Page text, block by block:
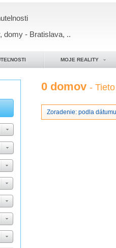
domy - Bratislava, ..
MOJE REALITY
0 domov-
Zoradenie: podla